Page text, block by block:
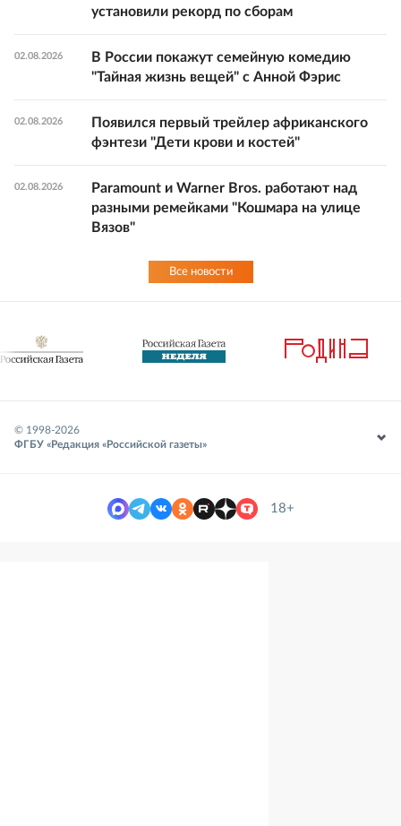
установили рекорд по сборам
02.08.2026
В России покажут семейную комедию
"Тайная жизнь вещей" с Анной Фэрис
02.08.2026
Появился первый трейлер африканского
фэнтези "Дети крови и костей"
02.08.2026
Paramount и Warner Bros. работают над
разными ремейками "Кошмара на улице
Вязов"
Все новости
© 1998-2026
ФГБУ «Редакция «Российской газеты»
18+